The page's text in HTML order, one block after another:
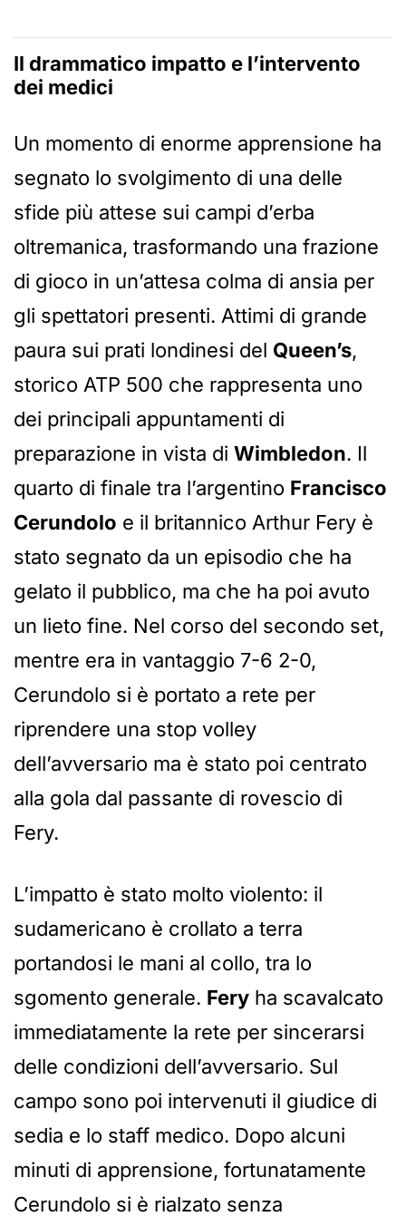
Il drammatico impatto e l’intervento
dei medici
Un momento di enorme apprensione ha
segnato lo svolgimento di una delle
sfide più attese sui campi d’erba
oltremanica, trasformando una frazione
di gioco in un’attesa colma di ansia per
gli spettatori presenti. Attimi di grande
paura sui prati londinesi del Queen’s,
storico ATP 500 che rappresenta uno
dei principali appuntamenti di
preparazione in vista di Wimbledon. Il
quarto di finale tra l’argentino Francisco
Cerundolo e il britannico Arthur Fery è
stato segnato da un episodio che ha
gelato il pubblico, ma che ha poi avuto
un lieto fine. Nel corso del secondo set,
mentre era in vantaggio 7-6 2-0,
Cerundolo si è portato a rete per
riprendere una stop volley
dell’avversario ma è stato poi centrato
alla gola dal passante di rovescio di
Fery.
L’impatto è stato molto violento: il
sudamericano è crollato a terra
portandosi le mani al collo, tra lo
sgomento generale. Fery ha scavalcato
immediatamente la rete per sincerarsi
delle condizioni dell’avversario. Sul
campo sono poi intervenuti il giudice di
sedia e lo staff medico. Dopo alcuni
minuti di apprensione, fortunatamente
Cerundolo si è rialzato senza